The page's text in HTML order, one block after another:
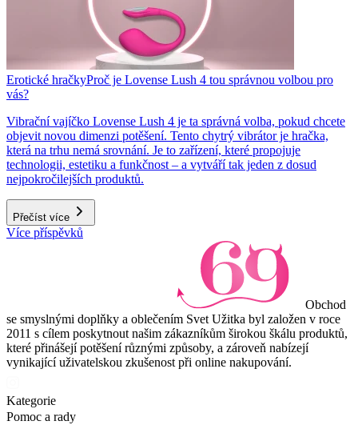
Erotické hračkyProč je Lovense Lush 4 tou správnou volbou pro
vás?
Vibrační vajíčko Lovense Lush 4 je ta správná volba, pokud chcete
objevit novou dimenzi potěšení. Tento chytrý vibrátor je hračka,
která na trhu nemá srovnání. Je to zařízení, které propojuje
technologii, estetiku a funkčnost – a vytváří tak jeden z dosud
nejpokročilejších produktů.
Přečíst více
Více příspěvků
Obchod
se smyslnými doplňky a oblečením Svet Užitka byl založen v roce
2011 s cílem poskytnout našim zákazníkům širokou škálu produktů,
které přinášejí potěšení různými způsoby, a zároveň nabízejí
vynikající uživatelskou zkušenost při online nakupování.
Kategorie
Pomoc a rady